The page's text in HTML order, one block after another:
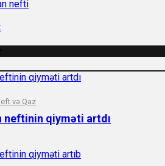
nefti
və Qaz
neftinin qiyməti artdı